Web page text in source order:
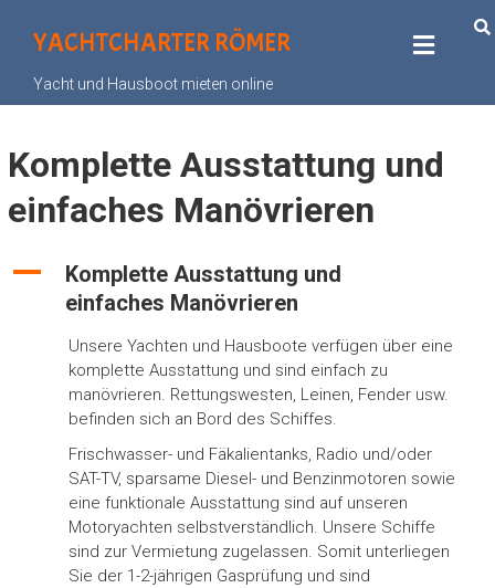
YACHTCHARTER RÖMER
Yacht und Hausboot mieten online
Komplette Ausstattung und
einfaches Manövrieren
A
Komplette Ausstattung und
einfaches Manövrieren
Unsere Yachten und Hausboote verfügen über eine
komplette Ausstattung und sind einfach zu
manövrieren. Rettungswesten, Leinen, Fender usw.
befinden sich an Bord des Schiffes.
Frischwasser- und Fäkalientanks, Radio und/oder
SAT-TV, sparsame Diesel- und Benzinmotoren sowie
eine funktionale Ausstattung sind auf unseren
Motoryachten selbstverständlich. Unsere Schiffe
sind zur Vermietung zugelassen. Somit unterliegen
Sie der 1-2-jährigen Gasprüfung und sind